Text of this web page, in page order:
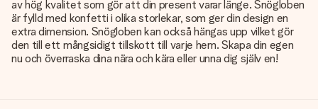
av hög kvalitet som gör att din present varar länge. Snögloben
är fylld med konfetti i olika storlekar, som ger din design en
extra dimension. Snögloben kan också hängas upp vilket gör
den till ett mångsidigt tillskott till varje hem. Skapa din egen
nu och överraska dina nära och kära eller unna dig själv en!